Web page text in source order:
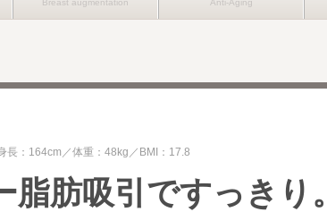
長：164cm 体重：48kg BMI：17.8
脂肪吸引ですっきり。